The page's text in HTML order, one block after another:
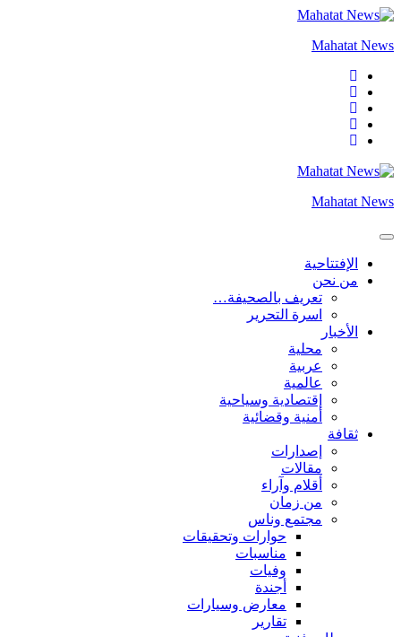
التجاوز
المحتوى
Mahatat News
Mahatat News
الإفتتاحية
من نحن
تعريف بالصحيفة…
اسرة التحرير
الأخبار
محلية
عربية
عالمية
إقتصادية وسياحية
أمنية وقضائية
ثقافة
إصدارات
مقالات
أقلام وآراء
من زمان
مجتمع وناس
حوارات وتحقيقات
مناسبات
وفيات
أجندة
معارض وسيارات
تقارير